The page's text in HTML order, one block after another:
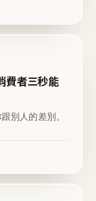
費者三秒能
別人的差別。